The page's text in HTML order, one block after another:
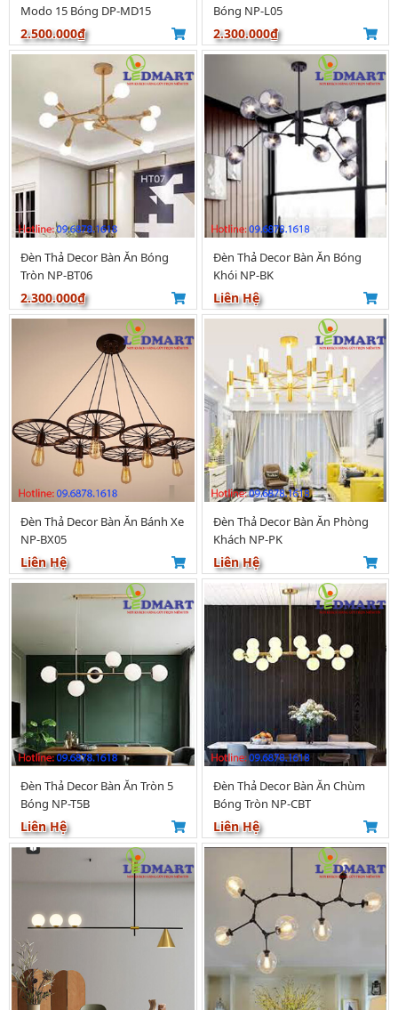
Modo 15 Bóng DP-MD15
2.500.000₫
Bóng NP-L05
2.300.000₫
Đèn Thả Decor Bàn Ăn Bóng
Tròn NP-BT06
2.300.000₫
Đèn Thả Decor Bàn Ăn Bóng
Khói NP-BK
Liên Hệ
Đèn Thả Decor Bàn Ăn Bánh Xe
NP-BX05
Liên Hệ
Đèn Thả Decor Bàn Ăn Phòng
Khách NP-PK
Liên Hệ
Đèn Thả Decor Bàn Ăn Tròn 5
Bóng NP-T5B
Liên Hệ
Đèn Thả Decor Bàn Ăn Chùm
Bóng Tròn NP-CBT
Liên Hệ